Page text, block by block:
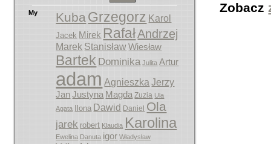
My KubaGrzegorz Karol
Jacek Mirek RafałAndrzej
Marek Stanisław Wiesław
Bartek Dominika Julita Artur
adam Agnieszka Jerzy
Jan Justyna Magda Zuzia Ula
Agata
Ilona Dawid Daniel Ola
jarek robert Klaudia Karolina
Ewelina Danuta igor Władysław
Zobacz